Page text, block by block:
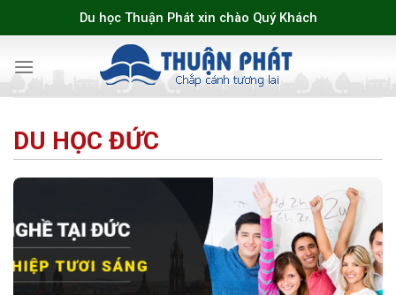
to
Du học Thuận Phát xin chào Quý Khách
DU HỌC ĐỨC